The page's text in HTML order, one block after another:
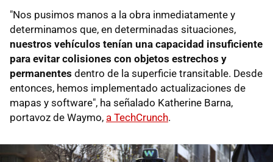
"Nos pusimos manos a la obra inmediatamente y
determinamos que, en determinadas situaciones,
nuestros vehículos tenían una capacidad insuficiente
para evitar colisiones con objetos estrechos y
permanentes dentro de la superficie transitable. Desde
entonces, hemos implementado actualizaciones de
mapas y software", ha señalado Katherine Barna,
portavoz de Waymo, a TechCrunch.